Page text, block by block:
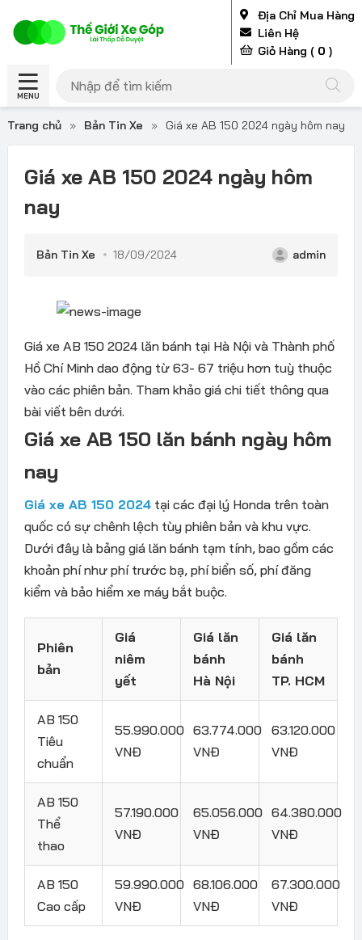
Địa Chỉ Mua Hàng
Liên Hệ
Giỏ Hàng ( 0 )
MENU
Trang chủ » Bản Tin Xe » Giá xe AB 150 2024 ngày hôm nay
Giá xe AB 150 2024 ngày hôm
nay
Bản Tin Xe 18/09/2024 admin
Giá xe AB 150 2024 lăn bánh tại Hà Nội và Thành phố
Hồ Chí Minh dao động từ 63- 67 triệu hơn tuỳ thuộc
vào các phiên bản. Tham khảo giá chi tiết thông qua
bài viết bên dưới.
Giá xe AB 150 lăn bánh ngày hôm
nay
Giá xe AB 150 2024tại các đại lý Honda trên toàn
quốc có sự chênh lệch tùy phiên bản và khu vực.
Dưới đây là bảng giá lăn bánh tạm tính, bao gồm các
khoản phí như phí trước bạ, phí biển số, phí đăng
kiểm và bảo hiểm xe máy bắt buộc.
Phiên
bản
Giá
niêm
yết
Giá lăn
bánh
Hà Nội
Giá lăn
bánh
TP. HCM
AB 150
Tiêu
chuẩn
55.990.000
VNĐ
63.774.000
VNĐ
63.120.000
VNĐ
AB 150
Thể
thao
57.190.000
VNĐ
65.056.000
VNĐ
64.380.000
VNĐ
AB 150
Cao cấp
59.990.000
VNĐ
68.106.000
VNĐ
67.300.000
VNĐ